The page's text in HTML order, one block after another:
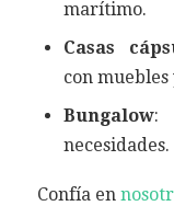
marítimo.
Casas
con
Bungalow:
necesidades.
Confía en